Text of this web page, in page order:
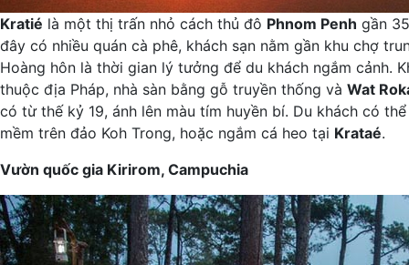
Kratié là một thị trấn nhỏ cách thủ đô Phnom Penh gần
đây có nhiều quán cà phê, khách sạn nằm gần khu chợ
Hoàng hôn là thời gian lý tưởng để du khách ngắm cảnh.
thuộc địa Pháp, nhà sàn bằng gỗ truyền thống và Wat
có từ thế kỷ 19, ánh lên màu tím huyền bí. Du khách có
mềm trên đảo Koh Trong, hoặc ngắm cá heo tại Krataé.
Vườn quốc gia Kirirom, Campuchia